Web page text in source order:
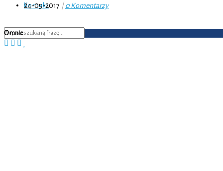
Kontakt
24-05-2017 |0 Komentarzy
O mnie